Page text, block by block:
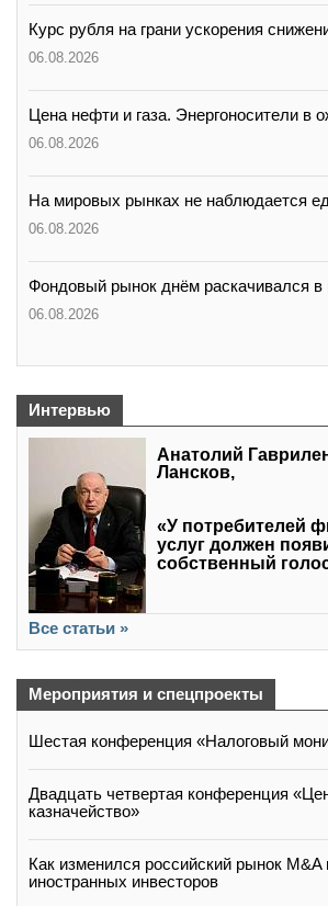
Курс рубля на грани ускорения
06.08.2026
Цена нефти и газа. Энергоносители в
06.08.2026
На мировых рынках не наблюдается
06.08.2026
Фондовый рынок днём раскачивался в
06.08.2026
Интервью
Анатолий
Лансков,
«У потребителей
услуг должен
собственный
Все статьи »
Мероприятия и спецпроекты
Шестая конференция «Налоговый
Двадцать четвертая конференция
казначейство»
Как изменился российский рынок M&A
иностранных инвесторов